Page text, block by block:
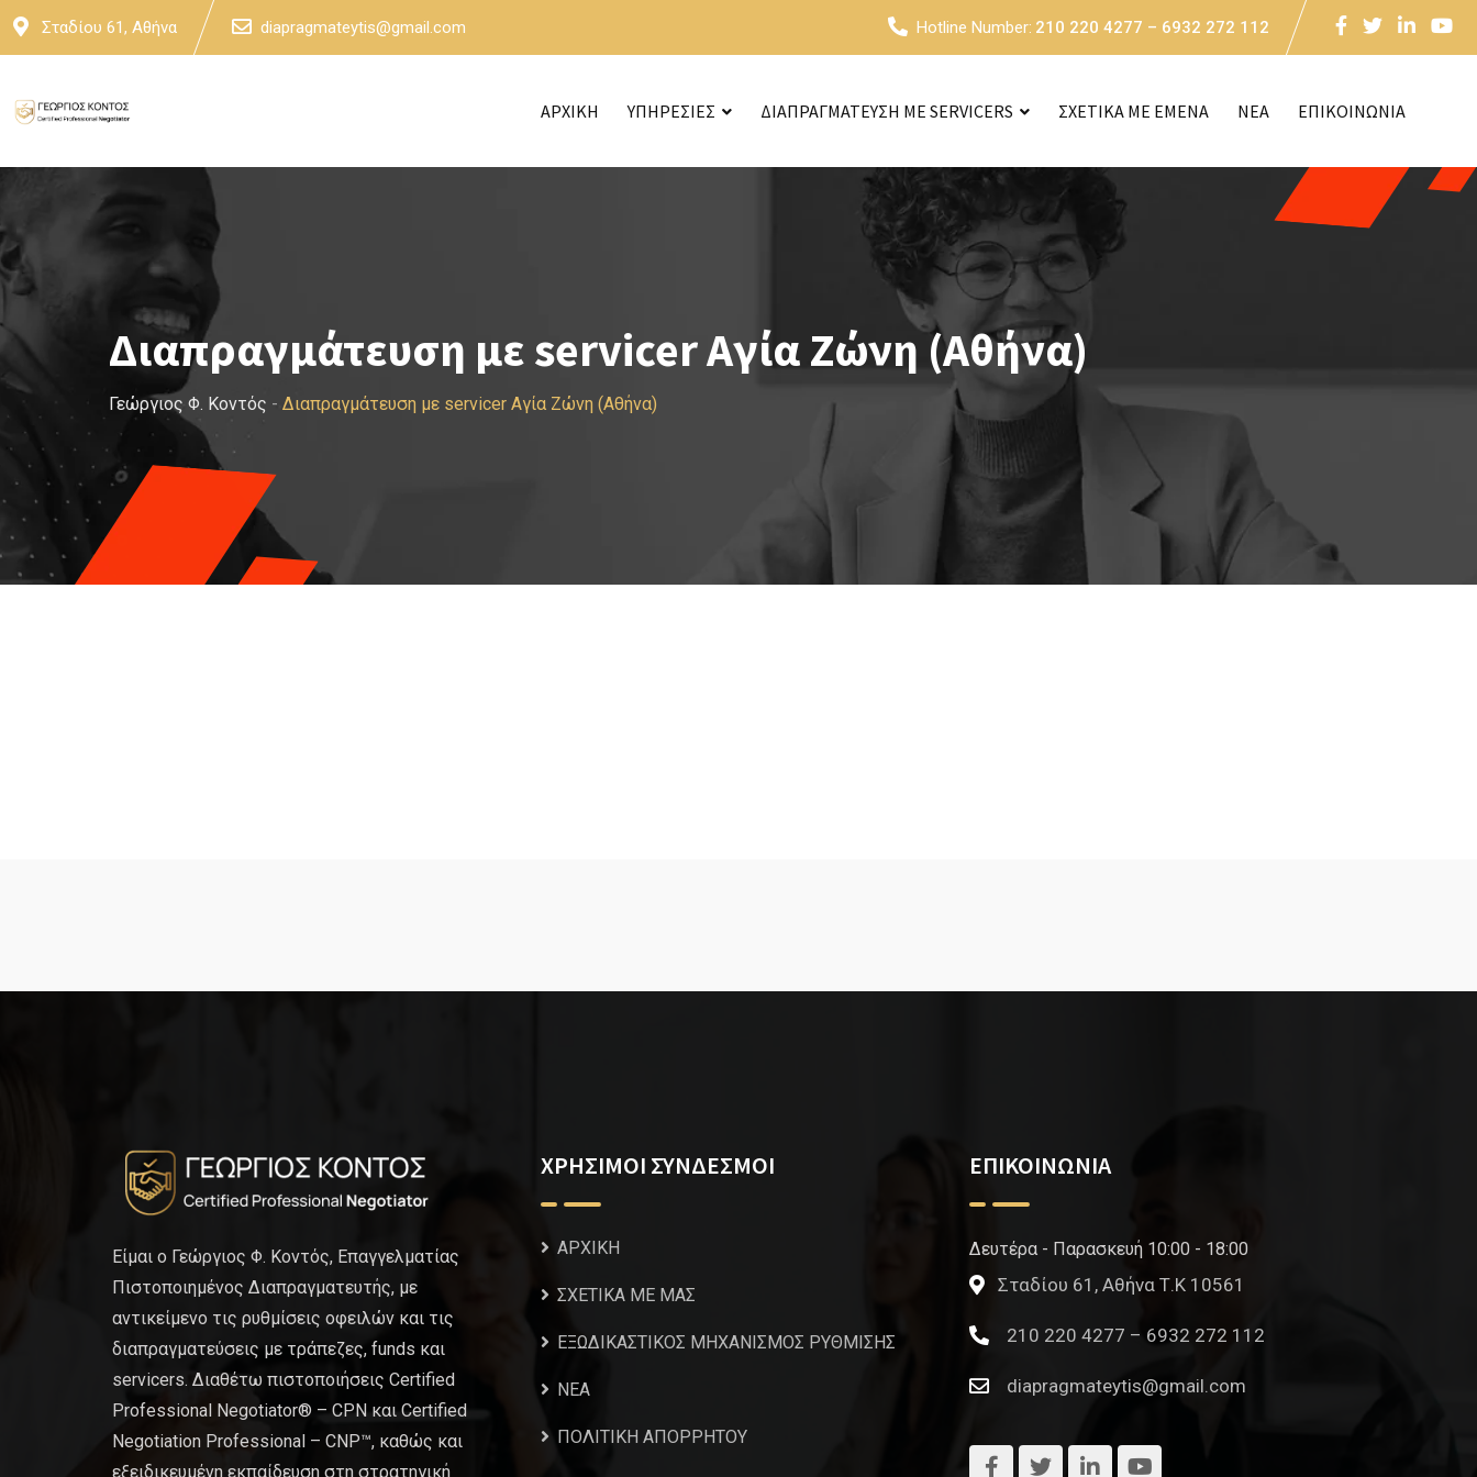
Skip
Σταδίου 61, Αθήνα diapragmateytis@gmail.com Hotline Number: 210 220 4277 – 6932 272 112
ΑΡΧΙΚΗ ΥΠΗΡΕΣΙΕΣ ΔΙΑΠΡΑΓΜΑΤΕΥΣΗ ΜΕ SERVICERS ΣΧΕΤΙΚΑ ΜΕ ΕΜΕΝΑ NEA ΕΠΙΚΟΙΝΩΝΙΑ
Διαπραγμάτευση με servicer Αγία Ζώνη (Αθήνα)
Γεώργιος Φ. Κοντός - Διαπραγμάτευση με servicer Αγία Ζώνη (Αθήνα)
Είμαι ο Γεώργιος Φ. Κοντός, Επαγγελματίας
Πιστοποιημένος Διαπραγματευτής, με
αντικείμενο τις ρυθμίσεις οφειλών και τις
διαπραγματεύσεις με τράπεζες, funds και
servicers. Διαθέτω πιστοποιήσεις Certified
Professional Negotiator® – CPN και Certified
Negotiation Professional – CNP™, καθώς και
εξειδικευμένη εκπαίδευση στη στρατηγική
ΧΡΗΣΙΜΟΙ ΣΥΝΔΕΣΜΟΙ
ΑΡΧΙΚΗ
ΣΧΕΤΙΚΑ ΜΕ ΜΑΣ
ΕΞΩΔΙΚΑΣΤΙΚΟΣ ΜΗΧΑΝΙΣΜΟΣ ΡΥΘΜΙΣΗΣ
NEA
ΠΟΛΙΤΙΚΗ ΑΠΟΡΡΗΤΟΥ
ΕΠΙΚΟΙΝΩΝΙΑ
Δευτέρα - Παρασκευή 10:00 - 18:00
Σταδίου 61, Αθήνα Τ.Κ 10561
210 220 4277 – 6932 272 112
diapragmateytis@gmail.com